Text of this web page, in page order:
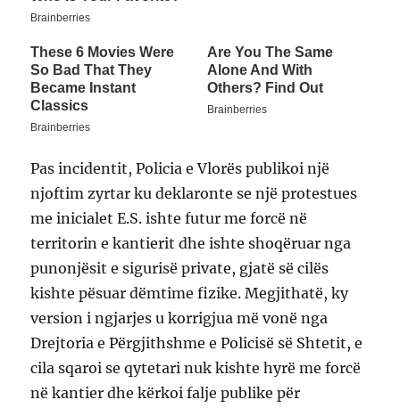
Pas incidentit, Policia e Vlorës publikoi një
njoftim zyrtar ku deklaronte se një protestues
me inicialet E.S. ishte futur me forcë në
territorin e kantierit dhe ishte shoqëruar nga
punonjësit e sigurisë private, gjatë së cilës
kishte pësuar dëmtime fizike. Megjithatë, ky
version i ngjarjes u korrigjua më vonë nga
Drejtoria e Përgjithshme e Policisë së Shtetit, e
cila sqaroi se qytetari nuk kishte hyrë me forcë
në kantier dhe kërkoi falje publike për